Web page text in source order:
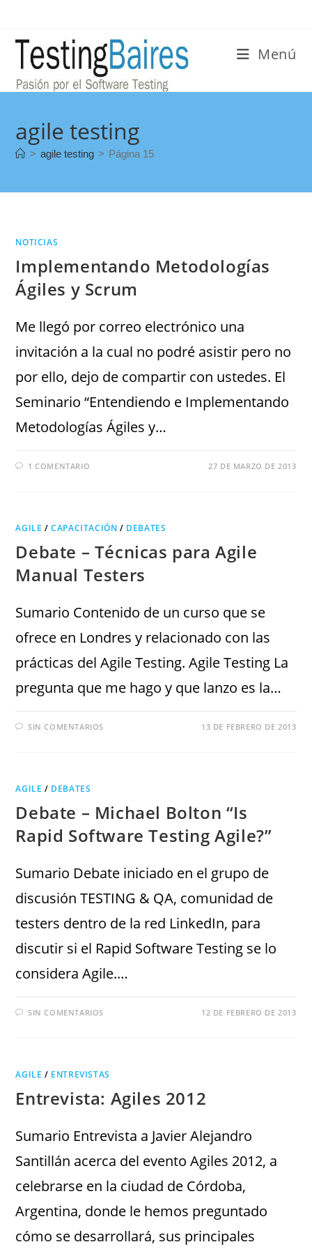
Menú
agile testing
> agile testing > Página 15
NOTICIAS
Implementando Metodologías
Ágiles y Scrum
Me llegó por correo electrónico una
invitación a la cual no podré asistir pero no
por ello, dejo de compartir con ustedes. El
Seminario “Entendiendo e Implementando
Metodologías Ágiles y…
1 COMENTARIO 27 DE MARZO DE 2013
AGILE /CAPACITACIÓN / DEBATES
Debate – Técnicas para Agile
Manual Testers
Sumario Contenido de un curso que se
ofrece en Londres y relacionado con las
prácticas del Agile Testing. Agile Testing La
pregunta que me hago y que lanzo es la…
SIN COMENTARIOS 13 DE FEBRERO DE 2013
AGILE / DEBATES
Debate – Michael Bolton “Is
Rapid Software Testing Agile?”
Sumario Debate iniciado en el grupo de
discusión TESTING & QA, comunidad de
testers dentro de la red LinkedIn, para
discutir si el Rapid Software Testing se lo
considera Agile.…
SIN COMENTARIOS 12 DE FEBRERO DE 2013
AGILE / ENTREVISTAS
Entrevista: Agiles 2012
Sumario Entrevista a Javier Alejandro
Santillán acerca del evento Agiles 2012, a
celebrarse en la ciudad de Córdoba,
Argentina, donde le hemos preguntado
cómo se desarrollará, sus principales